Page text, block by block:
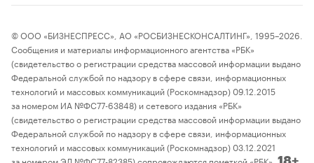
© ООО «БИЗНЕСПРЕСС», АО «РОСБИЗНЕСКОНСАЛТИНГ», 1995–2026.
Сообщения и материалы информационного агентства «РБК»
(свидетельство о регистрации средства массовой информации выдано
Федеральной службой по надзору в сфере связи, информационных
технологий и массовых коммуникаций (Роскомнадзор) 09.12.2015
за номером ИА №ФС77-63848) и сетевого издания «РБК»
(свидетельство о регистрации средства массовой информации выдано
Федеральной службой по надзору в сфере связи, информационных
технологий и массовых коммуникаций (Роскомнадзор) 03.12.2021
за номером ЭЛ №ФС77-82385) сопровождаются пометкой «РБК».